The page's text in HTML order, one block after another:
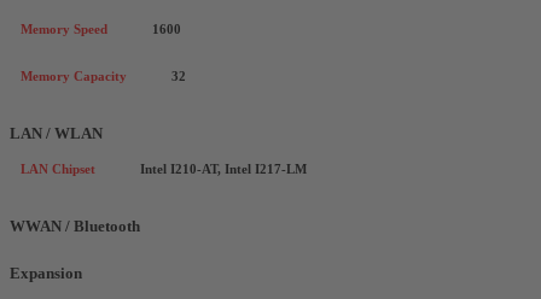
Memory Speed 1600
Memory Capacity 32
LAN / WLAN
LAN Chipset Intel I210-AT, Intel I217-LM
WWAN / Bluetooth
Expansion